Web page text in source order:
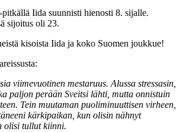
Iida suunnisti hienosti 8. sijalle.
sijoitus oli 23.
kisoista Iida ja koko Suomen joukkue!
viimevuotinen mestaruus. Alussa stressasin,
paljon perään Sveitsi lähti, mutta onnistuin
Tein muutaman puoliminuuttisen virheen,
kärkipaikan, kun olisin nähnyt
olisi tullut kiinni.